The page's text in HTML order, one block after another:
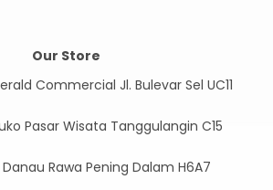
Our Store
Commercial Jl. Bulevar Sel UC11
Pasar Wisata Tanggulangin C15
Danau Rawa Pening Dalam H6A7